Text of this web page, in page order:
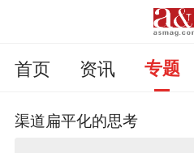
首页 资讯 专题
渠道扁平化的思考